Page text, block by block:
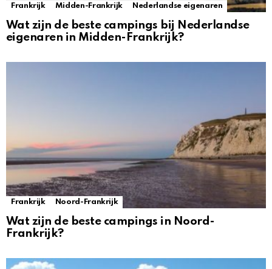
Frankrijk Midden-Frankrijk Nederlandse eigenaren
Wat zijn de beste campings bij Nederlandse
eigenaren in Midden-Frankrijk?
Frankrijk Noord-Frankrijk
Wat zijn de beste campings in Noord-
Frankrijk?